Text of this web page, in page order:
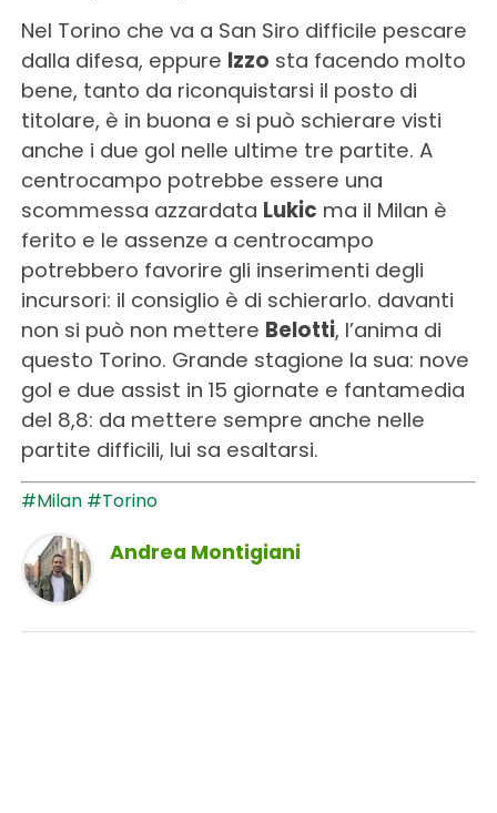
Nel Torino che va a San Siro difficile pescare
dalla difesa, eppure Izzo sta facendo molto
bene, tanto da riconquistarsi il posto di
titolare, è in buona e si può schierare visti
anche i due gol nelle ultime tre partite. A
centrocampo potrebbe essere una
scommessa azzardata Lukic ma il Milan è
ferito e le assenze a centrocampo
potrebbero favorire gli inserimenti degli
incursori: il consiglio è di schierarlo. davanti
non si può non mettere Belotti, l’anima di
questo Torino. Grande stagione la sua: nove
gol e due assist in 15 giornate e fantamedia
del 8,8: da mettere sempre anche nelle
partite difficili, lui sa esaltarsi.
#Milan #Torino
Andrea Montigiani